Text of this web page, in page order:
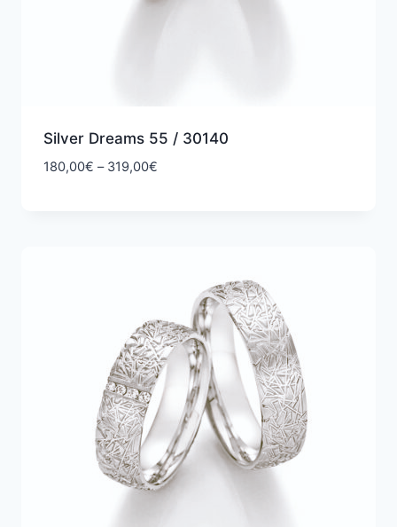
Silver Dreams 55 / 30140
180,00€ – 319,00€Hintaluokka: